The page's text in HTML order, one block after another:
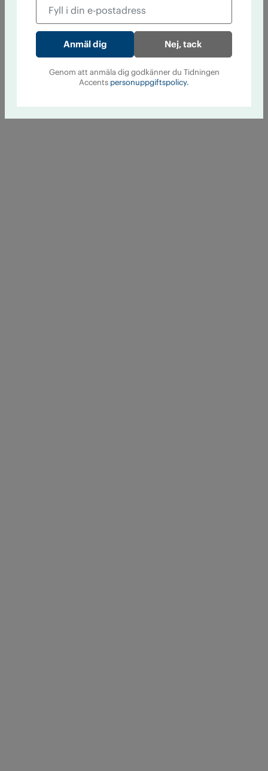
Nej, tack
Genom att anmäla dig godkänner du Tidningen
Accents personuppgiftspolicy.